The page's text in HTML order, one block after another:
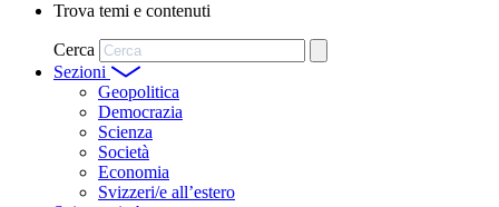
Trova temi e contenuti
Cerca
Sezioni
Geopolitica
Democrazia
Scienza
Società
Economia
Svizzeri/e all’estero